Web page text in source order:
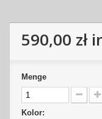
590,00 zł
Menge
Kolor: